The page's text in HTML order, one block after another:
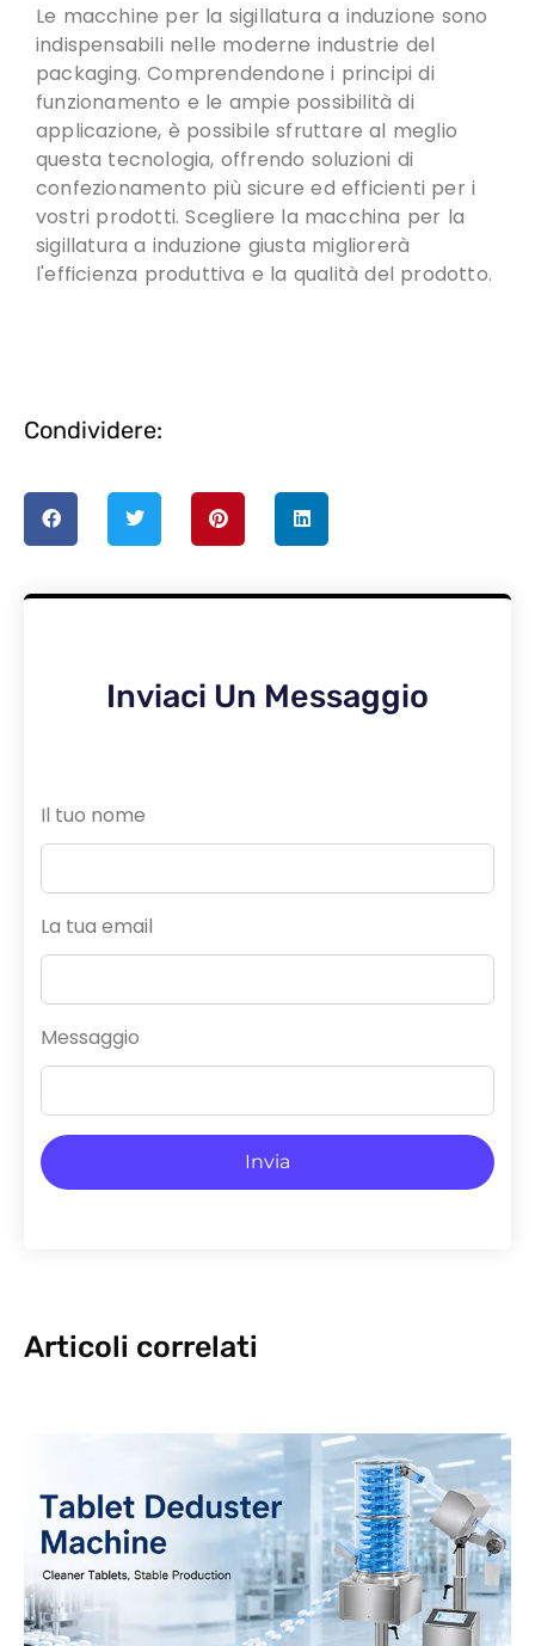
Le macchine per la sigillatura a induzione sono
indispensabili nelle moderne industrie del
packaging. Comprendendone i principi di
funzionamento e le ampie possibilità di
applicazione, è possibile sfruttare al meglio
questa tecnologia, offrendo soluzioni di
confezionamento più sicure ed efficienti per i
vostri prodotti.Scegliere la macchina per la
sigillatura a induzione giusta migliorerà
l'efficienza produttiva e la qualità del prodotto.
Condividere:
Inviaci Un Messaggio
Il tuo nome
La tua email
Messaggio
Invia
Articoli correlati